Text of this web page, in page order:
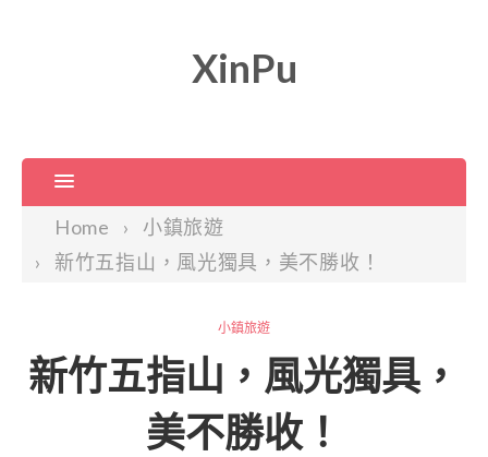
XinPu
Home
小鎮旅遊
新竹五指山，風光獨具，美不勝收！
小鎮旅遊
新竹五指山，風光獨具，
美不勝收！